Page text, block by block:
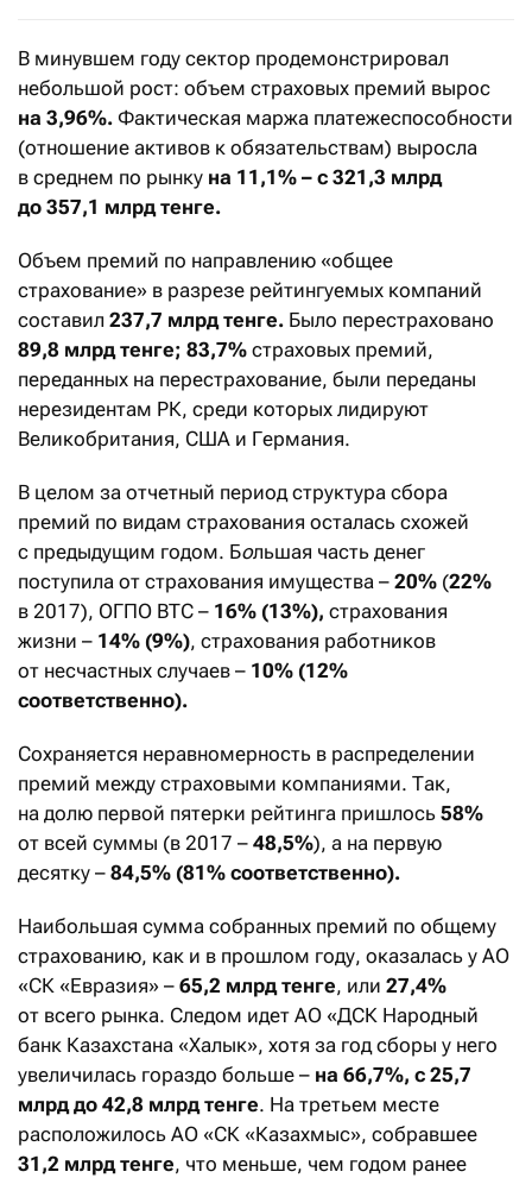
В минувшем году сектор продемонстрировал
небольшой рост: объем страховых премий вырос
на 3,96%. Фактическая маржа платежеспособности
(отношение активов к обязательствам) выросла
в среднем по рынку на 11,1% – с 321,3 млрд
до 357,1 млрд тенге.
Объем премий по направлению «общее
страхование» в разрезе рейтингуемых компаний
составил 237,7 млрд тенге. Было перестраховано
89,8 млрд тенге; 83,7% страховых премий,
переданных на перестрахование, были переданы
нерезидентам РК, среди которых лидируют
Великобритания, США и Германия.
В целом за отчетный период структура сбора
премий по видам страхования осталась схожей
с предыдущим годом. Большая часть денег
поступила от страхования имущества – 20% (22%
в 2017), ОГПО ВТС – 16% (13%), страхования
жизни – 14% (9%), страхования работников
от несчастных случаев – 10% (12%
соответственно).
Сохраняется неравномерность в распределении
премий между страховыми компаниями. Так,
на долю первой пятерки рейтинга пришлось 58%
от всей суммы (в 2017 – 48,5%), а на первую
десятку – 84,5% (81% соответственно).
Наибольшая сумма собранных премий по общему
страхованию, как и в прошлом году, оказалась у АО
«СК «Евразия» – 65,2 млрд тенге, или 27,4%
от всего рынка. Следом идет АО «ДСК Народный
банк Казах­стана «Халык», хотя за год сборы у него
увеличилась гораздо больше – на 66,7%, с 25,7
млрд до 42,8 млрд тенге. На третьем месте
расположилось АО «СК «Казахмыс», собравшее
31,2 млрд тенге, что меньше, чем годом ранее